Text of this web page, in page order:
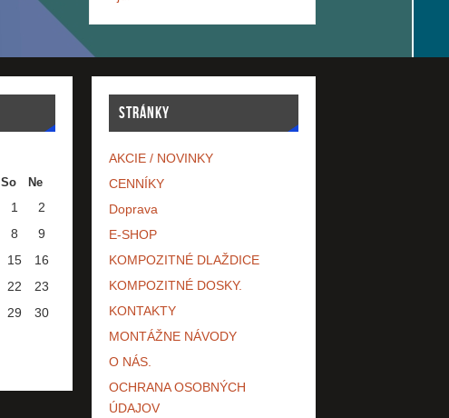
So Ne
1
2
8
9
15
16
22
23
29
30
STRÁNKY
AKCIE / NOVINKY
CENNÍKY
Doprava
E-SHOP
KOMPOZITNÉ DLAŽDICE
KOMPOZITNÉ DOSKY.
KONTAKTY
MONTÁŽNE NÁVODY
O NÁS.
OCHRANA OSOBNÝCH
ÚDAJOV